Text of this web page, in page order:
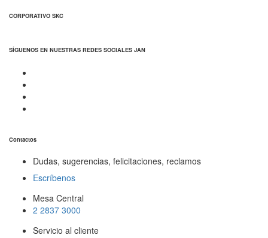
CORPORATIVO SKC
SÍGUENOS EN NUESTRAS REDES SOCIALES JAN
Contactos
Dudas, sugerencias, felicitaciones, reclamos
Escríbenos
Mesa Central
2 2837 3000
Servicio al cliente